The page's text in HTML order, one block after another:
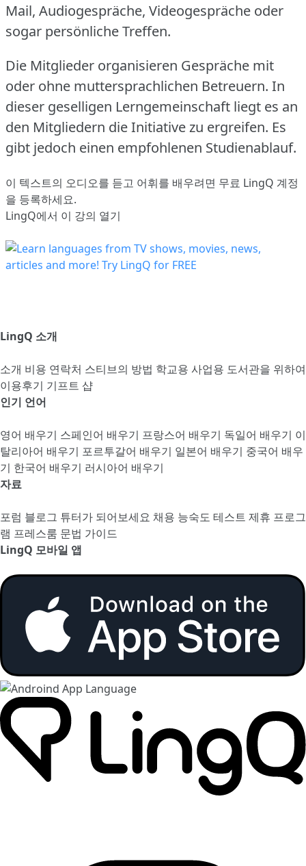
Mail, Audiogespräche, Videogespräche oder
sogar persönliche Treffen.
Die Mitglieder organisieren Gespräche mit
oder ohne muttersprachlichen Betreuern. In
dieser geselligen Lerngemeinschaft liegt es an
den Mitgliedern die Initiative zu ergreifen. Es
gibt jedoch einen empfohlenen Studienablauf.
이 텍스트의 오디오를 듣고 어휘를 배우려면 무료 LingQ 계정
을 등록하세요.
LingQ에서 이 강의 열기
LingQ 소개
소개 비용 연락처 스티브의 방법 학교용 사업용 도서관을 위하여
이용후기 기프트 샵
인기 언어
영어 배우기 스페인어 배우기 프랑스어 배우기 독일어 배우기 이
탈리아어 배우기 포르투갈어 배우기 일본어 배우기 중국어 배우
기 한국어 배우기 러시아어 배우기
자료
포럼 블로그 튜터가 되어보세요 채용 능숙도 테스트 제휴 프로그
램 프레스룸 문법 가이드
LingQ 모바일 앱